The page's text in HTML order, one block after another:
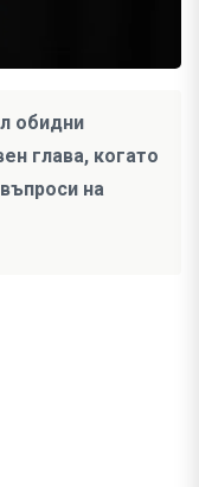
обидни
глава, когато
на